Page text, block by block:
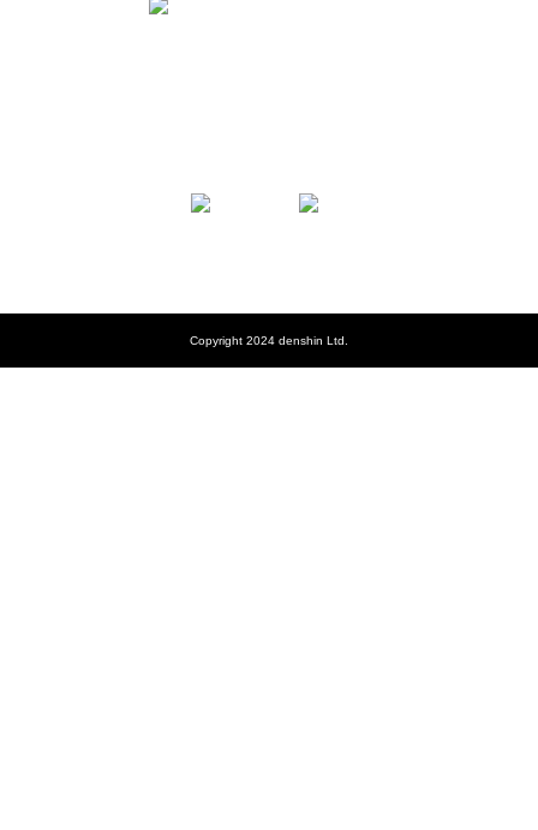
Copyright 2024 denshin Ltd.